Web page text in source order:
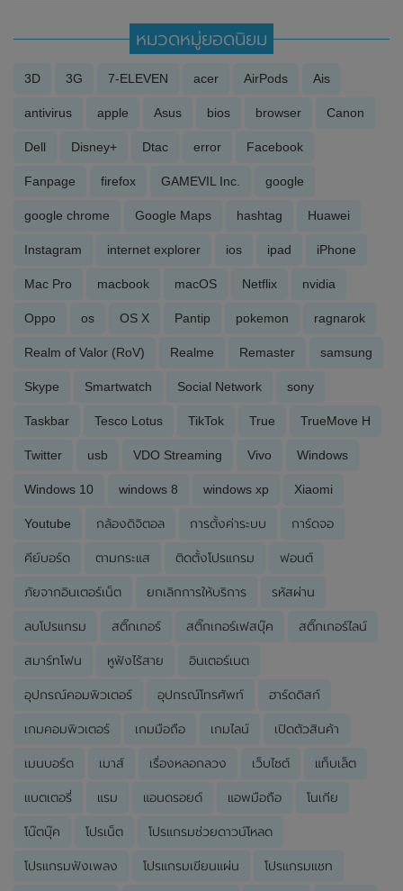
หมวดหมู่ยอดนิยม
3D 3G 7-ELEVEN acer AirPods Ais
antivirus apple Asus bios browser Canon
Dell Disney+ Dtac error Facebook
Fanpage firefox GAMEVIL Inc. google
google chrome Google Maps hashtag Huawei
Instagram internet explorer ios ipad iPhone
Mac Pro macbook macOS Netflix nvidia
Oppo os OS X Pantip pokemon ragnarok
Realm of Valor (RoV) Realme Remaster samsung
Skype Smartwatch Social Network sony
Taskbar Tesco Lotus TikTok True TrueMove H
Twitter usb VDO Streaming Vivo Windows
Windows 10 windows 8 windows xp Xiaomi
Youtube กล้องดิจิตอล การตั้งค่าระบบ การ์ดจอ
คีย์บอร์ด ตามกระแส ติดตั้งโปรแกรม ฟอนต์
ภัยจากอินเตอร์เน็ต ยกเลิกการให้บริการ รหัสผ่าน
ลบโปรแกรม สติ๊กเกอร์ สติ๊กเกอร์เฟสบุ๊ค สติ๊กเกอร์ไลน์
สมาร์ทโฟน หูฟังไร้สาย อินเตอร์เนต
อุปกรณ์คอมพิวเตอร์ อุปกรณ์โทรศัพท์ ฮาร์ดดิสก์
เกมคอมพิวเตอร์ เกมมือถือ เกมไลน์ เปิดตัวสินค้า
เมนบอร์ด เมาส์ เรื่องหลอกลวง เว็บไซต์ แท็บเล็ต
แบตเตอรี่ แรม แอนดรอยด์ แอพมือถือ โนเกีย
โน๊ตบุ๊ค โปรเน็ต โปรแกรมช่วยดาวน์โหลด
โปรแกรมฟังเพลง โปรแกรมเขียนแผ่น โปรแกรมแชท